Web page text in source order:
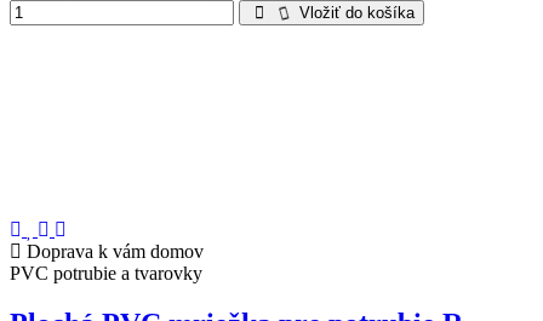
Vložiť do košíka
Doprava k vám domov
PVC potrubie a tvarovky